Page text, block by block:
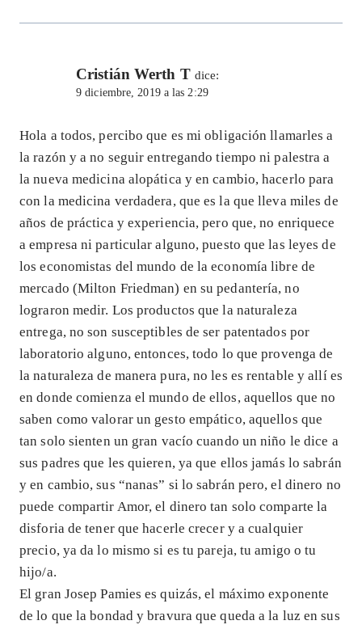
Cristián Werth T dice:
9 diciembre, 2019 a las 2:29
Hola a todos, percibo que es mi obligación llamarles a
la razón y a no seguir entregando tiempo ni palestra a
la nueva medicina alopática y en cambio, hacerlo para
con la medicina verdadera, que es la que lleva miles de
años de práctica y experiencia, pero que, no enriquece
a empresa ni particular alguno, puesto que las leyes de
los economistas del mundo de la economía libre de
mercado (Milton Friedman) en su pedantería, no
lograron medir. Los productos que la naturaleza
entrega, no son susceptibles de ser patentados por
laboratorio alguno, entonces, todo lo que provenga de
la naturaleza de manera pura, no les es rentable y allí es
en donde comienza el mundo de ellos, aquellos que no
saben como valorar un gesto empático, aquellos que
tan solo sienten un gran vacío cuando un niño le dice a
sus padres que les quieren, ya que ellos jamás lo sabrán
y en cambio, sus “nanas” si lo sabrán pero, el dinero no
puede compartir Amor, el dinero tan solo comparte la
disforia de tener que hacerle crecer y a cualquier
precio, ya da lo mismo si es tu pareja, tu amigo o tu
hijo/a.
El gran Josep Pamies es quizás, el máximo exponente
de lo que la bondad y bravura que queda a la luz en sus